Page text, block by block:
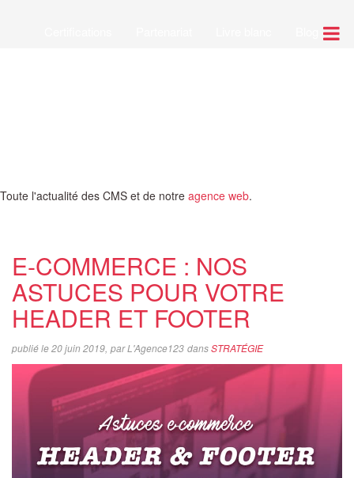
Toute l'actualité des CMS et de notre agence web.
E-COMMERCE : NOS
ASTUCES POUR VOTRE
HEADER ET FOOTER
publié le 20 juin 2019, parL'Agence123 dansSTRATÉGIE